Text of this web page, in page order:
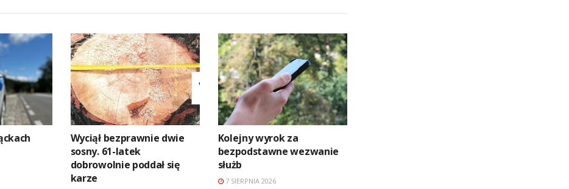
Wyciął bezprawnie dwie
sosny. 61-latek
dobrowolnie poddał się
karze
Kolejny wyrok za
bezpodstawne wezwanie
służb
7 SIERPNIA 2026